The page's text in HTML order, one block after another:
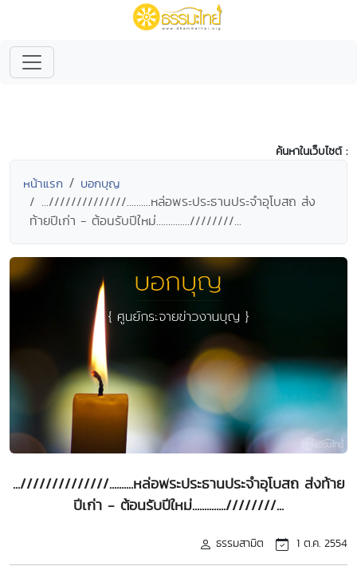
ค้นหาในเว็บไซต์ :
หน้าแรก บอกบุญ
...//////////////..........หล่อพระประธานประจำอุโบสถ ส่ง
ท้ายปีเก่า - ต้อนรับปีใหม่..............////////...
...//////////////..........หล่อพระประธานประจำอุโบสถ ส่งท้าย
ปีเก่า - ต้อนรับปีใหม่..............////////...
ธรรมสามิต 1 ต.ค. 2554